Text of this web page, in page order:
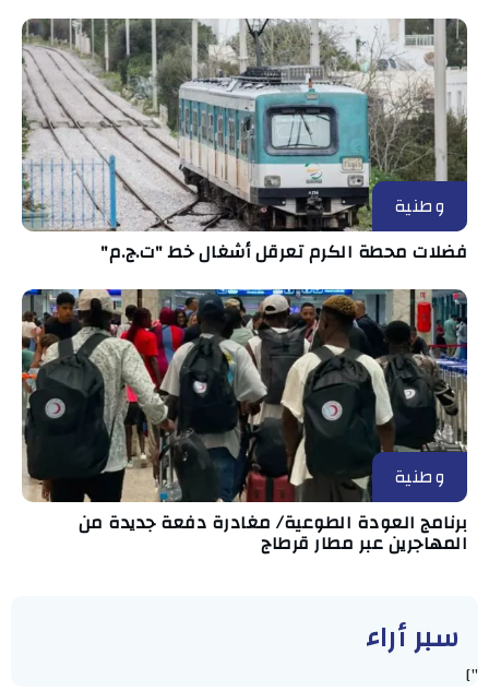
وطنية
فضلات محطة الكرم تعرقل أشغال خط "ت.ج.م"
وطنية
برنامج العودة الطوعية/ مغادرة دفعة جديدة من
المهاجرين عبر مطار قرطاج
سبر أراء
"]